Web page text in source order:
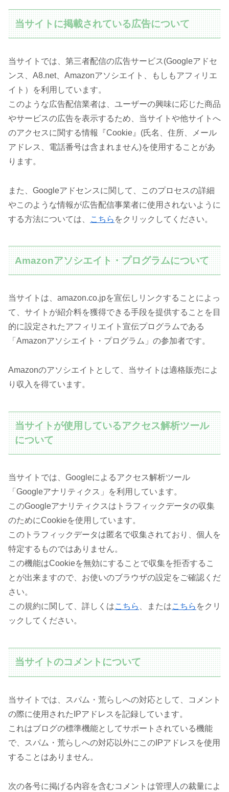
当サイトに掲載されている広告について
当サイトでは、第三者配信の広告サービス(Googleアドセ
ンス、A8.net、Amazonアソシエイト、もしもアフィリエ
イト）を利用しています。
このような広告配信業者は、ユーザーの興味に応じた商品
やサービスの広告を表示するため、当サイトや他サイトへ
のアクセスに関する情報『Cookie』(氏名、住所、メール
アドレス、電話番号は含まれません)を使用することがあ
ります。
また、Googleアドセンスに関して、このプロセスの詳細
やこのような情報が広告配信事業者に使用されないように
する方法については、
こちら をクリックしてください。
Amazonアソシエイト・プログラムについて
当サイトは、amazon.co.jpを宣伝しリンクすることによっ
て、サイトが紹介料を獲得できる手段を提供することを目
的に設定されたアフィリエイト宣伝プログラムである
「Amazonアソシエイト・プログラム」の参加者です。
Amazonのアソシエイトとして、当サイトは適格販売によ
り収入を得ています。
当サイトが使用しているアクセス解析ツール
について
当サイトでは、Googleによるアクセス解析ツール
「Googleアナリティクス」を利用しています。
このGoogleアナリティクスはトラフィックデータの収集
のためにCookieを使用しています。
このトラフィックデータは匿名で収集されており、個人を
特定するものではありません。
この機能はCookieを無効にすることで収集を拒否するこ
とが出来ますので、お使いのブラウザの設定をご確認くだ
さい。
この規約に関して、詳しくはこちら 、またはこちら をクリ
ックしてください。
当サイトのコメントについて
当サイトでは、スパム・荒らしへの対応として、コメント
の際に使用されたIPアドレスを記録しています。
これはブログの標準機能としてサポートされている機能
で、スパム・荒らしへの対応以外にこのIPアドレスを使用
することはありません。
次の各号に掲げる内容を含むコメントは管理人の裁量によ